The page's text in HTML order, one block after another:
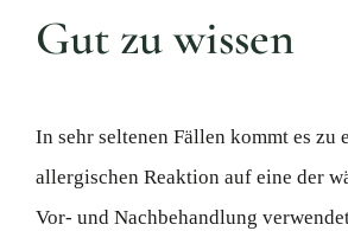
Gut zu wissen
In sehr seltenen Fällen kommt es zu
allergischen Reaktion auf eine der
Vor- und Nachbehandlung